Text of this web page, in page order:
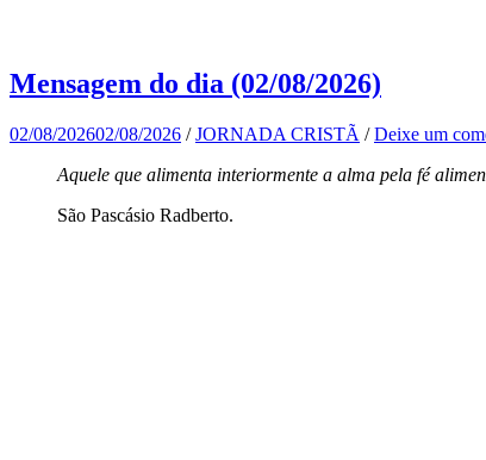
Mensagem do dia (02/08/2026)
02/08/202602/08/2026 /JORNADA CRISTÃ /Deixe um
Aquele que alimenta interiormente a alma pela fé
São Pascásio Radberto.